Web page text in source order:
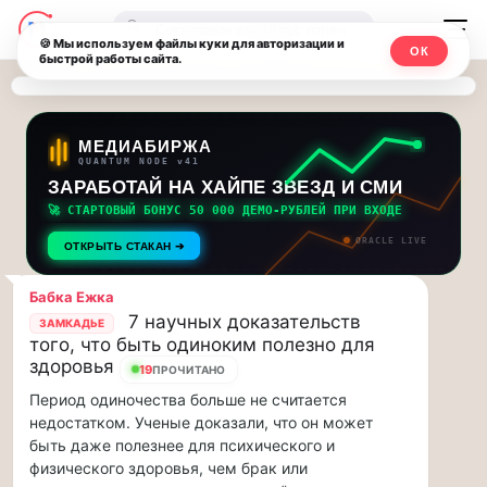
Последние
новости
и
обновления
потока:
Друзья,
приглашаем
на
музыкальную
прогулку
по
Москве
Чайковского!…
Друзья,
приглашаем
на
музыкальную
Москвичи.net
—
Главный
столичный
чат-
мессенджер,
новости
и
инсайды
Москвы
🔍
МЕДИАБИРЖА
QUANTUM NODE v41
ЗАРАБОТАЙ НА ХАЙПЕ ЗВЕЗД И СМИ
🚀 СТАРТОВЫЙ БОНУС 50 000 ДЕМО-РУБЛЕЙ ПРИ ВХОДЕ
ОТКРЫТЬ СТАКАН ➔ ORACLE LIVE
Бабка Ежка
ЗАМКАДЬЕ
7 научных доказательств
того, что быть одиноким полезно для
здоровья
19ПРОЧИТАНО
Период одиночества больше не считается
недостатком. Ученые доказали, что он может
быть даже полезнее для психического и
физического здоровья, чем брак или
🍪 Мы используем файлы куки для авторизации и
быстрой работы сайта.
ОК